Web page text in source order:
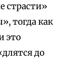
страсти»
тогда как
это
до